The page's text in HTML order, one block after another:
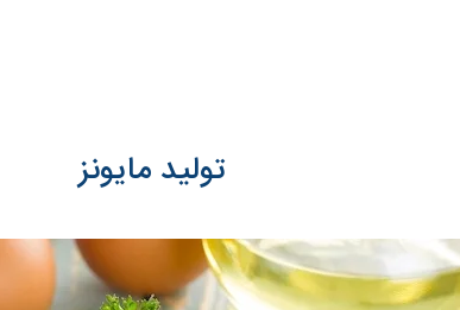
تولید مایونز